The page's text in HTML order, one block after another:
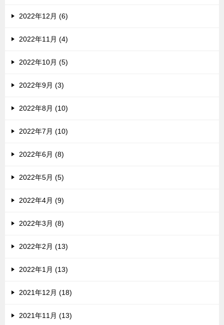
2022年12月 (6)
2022年11月 (4)
2022年10月 (5)
2022年9月 (3)
2022年8月 (10)
2022年7月 (10)
2022年6月 (8)
2022年5月 (5)
2022年4月 (9)
2022年3月 (8)
2022年2月 (13)
2022年1月 (13)
2021年12月 (18)
2021年11月 (13)